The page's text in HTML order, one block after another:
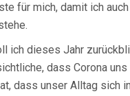
für mich, damit ich
ich dieses Jahr
dass Corona
dass unser Alltag sich